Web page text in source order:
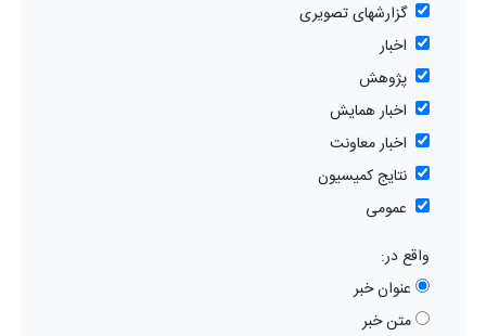
گزارشهای تصویری
اخبار
پژوهش
اخبار همایش
اخبار معاونت
نتایج کمیسیون
عمومی
واقع در:
عنوان خبر
متن خبر